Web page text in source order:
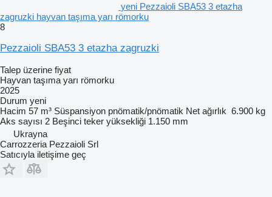
yeni Pezzaioli SBA53 3 etazha
zagruzki hayvan taşıma yarı römorku
8
Pezzaioli SBA53 3 etazha zagruzki
Talep üzerine fiyat
Hayvan taşıma yarı römorku
2025
Durum yeni
Hacim 57 m³ Süspansiyon pnömatik/pnömatik Net ağırlık 6.900 kg
Aks sayısı 2 Beşinci teker yüksekliği 1.150 mm
Ukrayna
Carrozzeria Pezzaioli Srl
Satıcıyla iletişime geç